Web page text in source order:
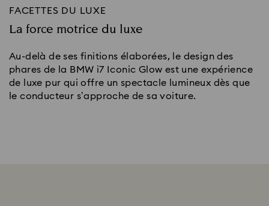
FACETTES DU LUXE
La force motrice du luxe
Au-delà de ses finitions élaborées, le design des
phares de la BMW i7 Iconic Glow est une expérience
de luxe pur qui offre un spectacle lumineux dès que
le conducteur s’approche de sa voiture.